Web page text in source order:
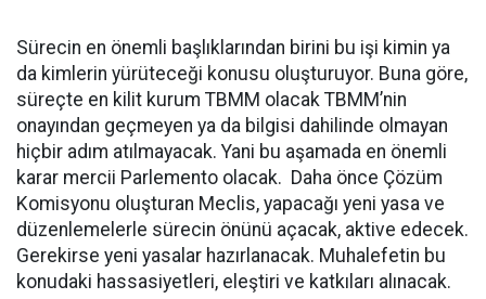
Sürecin en önemli başlıklarından birini bu işi kimin ya
da kimlerin yürüteceği konusu oluşturuyor. Buna göre,
süreçte en kilit kurum TBMM olacak TBMM’nin
onayından geçmeyen ya da bilgisi dahilinde olmayan
hiçbir adım atılmayacak. Yani bu aşamada en önemli
karar mercii Parlemento olacak. Daha önce Çözüm
Komisyonu oluşturan Meclis, yapacağı yeni yasa ve
düzenlemelerle sürecin önünü açacak, aktive edecek.
Gerekirse yeni yasalar hazırlanacak. Muhalefetin bu
konudaki hassasiyetleri, eleştiri ve katkıları alınacak.